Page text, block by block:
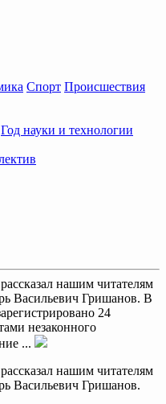
Спорт Происшествия
Год науки и технологии
нашим читателям
Васильевич Гришанов. В
24
незаконного
...
нашим читателям
Васильевич Гришанов.